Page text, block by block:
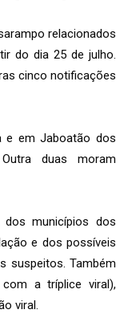
relacionados
do dia 25 de julho.
cinco notificações
e em Jaboatão dos
duas moram
dos municípios dos
e dos possíveis
suspeitos. Também
a tríplice viral),
viral.